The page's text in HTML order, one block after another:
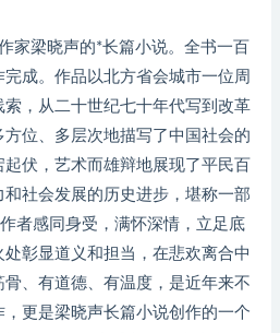
家梁晓声的*长篇小说。全书一百
成。作品以北方省会城市一位周
，从二十世纪七十年代写到改革
位、多层次地描写了中国社会的
伏，艺术而雄辩地展现了平民百
社会发展的历史进步，堪称一部
者感同身受，满怀深情，立足底
彰显道义和担当，在悲欢离合中
、有道德、有温度，是近年来不
更是梁晓声长篇小说创作的一个